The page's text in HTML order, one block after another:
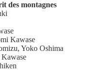
des montagnes
Kawase
,Yoko Oshima